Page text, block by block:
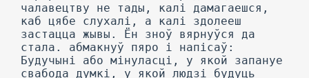
чалавецтву не тады, калі дамагаешся,
каб цябе слухалі, а калі здолееш
застацца жывы. Ён зноў вярнуўся да
стала. абмакнуў пяро і напісаў:
Будучыні або мінуласці, у якой запануе
свабода думкі, у якой людзі будуць